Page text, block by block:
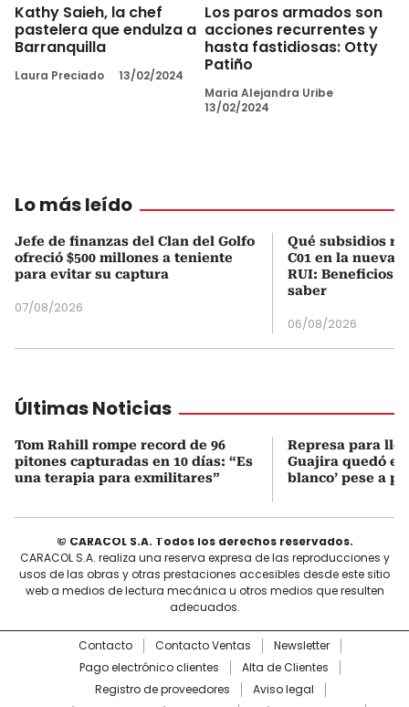
Kathy Saieh, la chef
pastelera que endulza a
Barranquilla
Laura Preciado 13/02/2024
Los paros armados son
acciones recurrentes y
hasta fastidiosas: Otty
Patiño
Maria Alejandra Uribe
13/02/2024
Lo más leído
Jefe de finanzas del Clan del Golfo
ofreció $500 millones a teniente
para evitar su captura
07/08/2026
Qué subsidios
C01 en la nueva
RUI: Beneficios
saber
06/08/2026
Últimas Noticias
Tom Rahill rompe record de 96
pitones capturadas en 10 días: “Es
una terapia para exmilitares”
Represa para
Guajira quedó en
blanco’ pese a
© CARACOL S.A. Todos los derechos reservados.
CARACOL S.A. realiza una reserva expresa de las reproducciones y
usos de las obras y otras prestaciones accesibles desde este sitio
web a medios de lectura mecánica u otros medios que resulten
adecuados.
Contacto Contacto Ventas
Newsletter
Pago electrónico clientes
Alta de Clientes
Registro de proveedores
Aviso legal